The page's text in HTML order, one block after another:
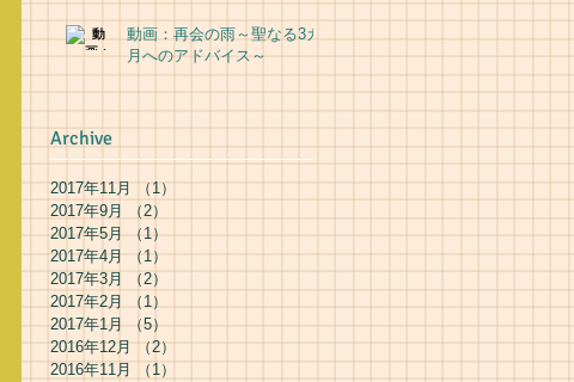
動画：再会の雨～聖なる3カ
月へのアドバイス～
Archive
2017年11月 （1） 1件の記事
2017年9月
（2）
2017年5月 （1）1件の記事
2017年4月 （1）1件の記事
2017年3月
（2）
2017年2月
（1）
2017年1月 （5）5件の記事
2016年12月 （2） 2件の記事
2016年11月
（1）